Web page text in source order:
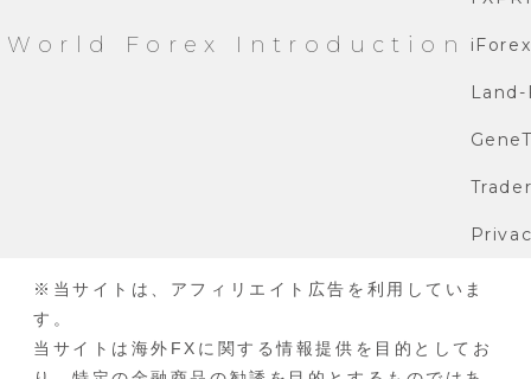
World Forex Introduction iForex
Land-
※当サイトは、アフィリエイト広告を利用していま
す。
当サイトは海外FXに関する情報提供を目的としてお